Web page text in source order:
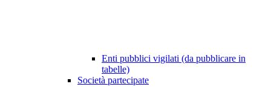
Enti pubblici vigilati (da pubblicare in
tabelle)
Società partecipate